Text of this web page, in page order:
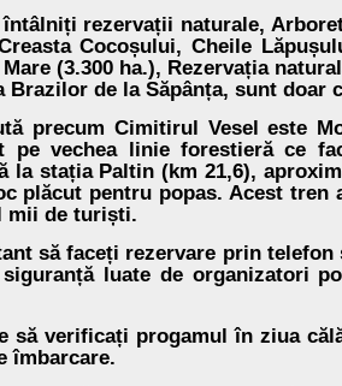
rezervații naturale,
Cocoșului, Cheile
(3.300 ha.), Rezervația
Brazilor de la Săpânța, sunt
precum Cimitirul Vesel este
pe vechea linie forestieră ce
la stația Paltin (km 21,6),
plăcut pentru popas. Acest
mii de turiști.
să faceți rezervare prin
luate de organizatori
să verificați progamul în ziua
îmbarcare.